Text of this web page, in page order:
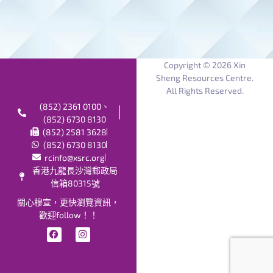
Copyright © 2026 Xin
Sheng Resources Centre.
All Rights Reserved.
(852) 2361 0100、
(852) 6730 8130
(852) 2581 3628
(852) 6730 8130
rcinfo@xsrc.org
香港九龍長沙灣郵政局
信箱80315號
關心穆宣，更快瀏覽資訊，
歡迎follow！！